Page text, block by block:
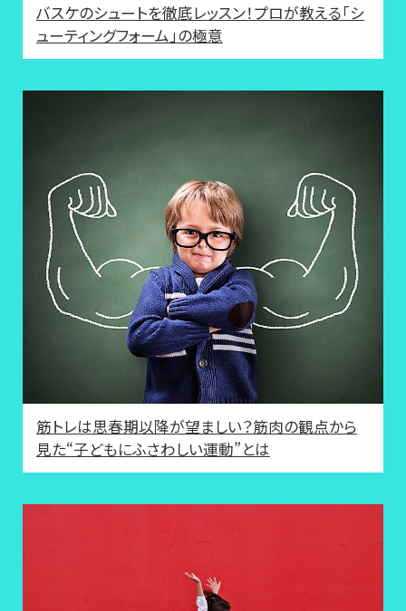
バスケのシュートを徹底レッスン！プロが教える「シ
ューティングフォーム」の極意
筋トレは思春期以降が望ましい？筋肉の観点から
見た“子どもにふさわしい運動”とは